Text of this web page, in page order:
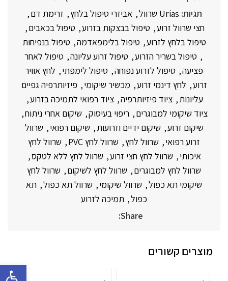
תגיות: Urias שרוול , אביזרי טיפול בלחץ, זרימת דם,
חצי שרוול זרוע, טיפול בבצקות בזרוע, טיפול בכאבים,
טיפול בלחץ לזרוע, טיפול בלימפאדמה, טיפול בנפיחות
, טיפול בשריר הזרוע, טיפול זרוע עליונה, טיפול לאחר
פציעה, טיפול לזרוע נפוחה, טיפול לימפתי, לחץ אוויר
זרוע, לחץ דינמי זרוע, מכשיר שיקומי, פיזיותרפיה גפיים
עליונות, ציוד פיזיותרפיה, ציוד רפואי לתמיכה בזרוע,
ציוד שיקומי למבוגרים, ריפוי בעיסוק, שיקום אחרי ניתוח,
שיקום זרוע, שיקום ידיים וזרועות, שיקום רפואי, שרוול
זרוע רפואי, שרוול לחץ, שרוול לחץ PVC , שרוול לחץ
איכותי, שרוול לחץ חצי זרוע, שרוול לחץ ללא לטקס,
שרוול לחץ למבוגרים, שרוול לחץ לשיקום, שרוול לחץ
שיקומי תא כפול, שרוול שיקומי, שרוול תא כפול, תא
כפול, תמיכה לזרוע
Share:
מוצרים קשורים
פתח